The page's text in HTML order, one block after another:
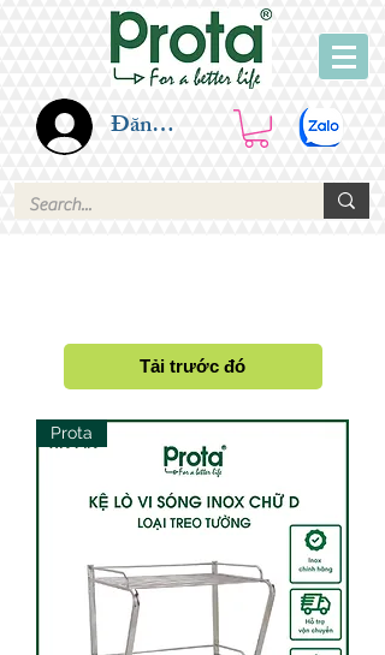
Đăng nhập
Tải trước đó
Prota